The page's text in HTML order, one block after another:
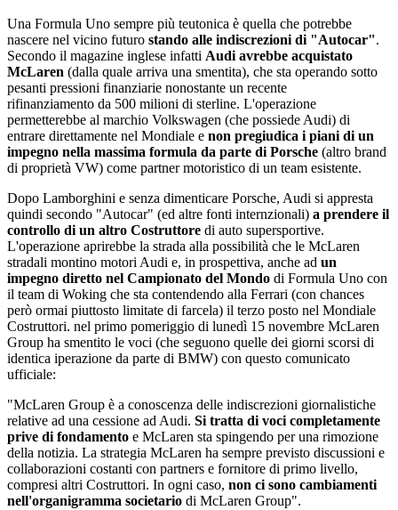
Una Formula Uno sempre più teutonica è quella che potrebbe
nascere nel vicino futuro stando alle indiscrezioni di "Autocar".
Secondo il magazine inglese infatti Audi avrebbe acquistato
McLaren (dalla quale arriva una smentita), che sta operando sotto
pesanti pressioni finanziarie nonostante un recente
rifinanziamento da 500 milioni di sterline. L'operazione
permetterebbe al marchio Volkswagen (che possiede Audi) di
entrare direttamente nel Mondiale e non pregiudica i piani di un
impegno nella massima formula da parte di Porsche (altro brand
di proprietà VW) come partner motoristico di un team esistente.
Dopo Lamborghini e senza dimenticare Porsche, Audi si appresta
quindi secondo "Autocar" (ed altre fonti internzionali) a prendere il
controllo di un altro Costruttore di auto supersportive.
L'operazione aprirebbe la strada alla possibilità che le McLaren
stradali montino motori Audi e, in prospettiva, anche ad un
impegno diretto nel Campionato del Mondo di Formula Uno con
il team di Woking che sta contendendo alla Ferrari (con chances
però ormai piuttosto limitate di farcela) il terzo posto nel Mondiale
Costruttori. nel primo pomeriggio di lunedì 15 novembre McLaren
Group ha smentito le voci (che seguono quelle dei giorni scorsi di
identica iperazione da parte di BMW) con questo comunicato
ufficiale:
"McLaren Group è a conoscenza delle indiscrezioni giornalistiche
relative ad una cessione ad Audi. Si tratta di voci completamente
prive di fondamento e McLaren sta spingendo per una rimozione
della notizia. La strategia McLaren ha sempre previsto discussioni e
collaborazioni costanti con partners e fornitore di primo livello,
compresi altri Costruttori. In ogni caso, non ci sono cambiamenti
nell'organigramma societario di McLaren Group".